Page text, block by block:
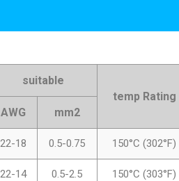
suitable
temp Rating
AWG mm2
22-18 0.5-0.75 150°C (302°F)
22-14 0.5-2.5 150°C (303°F)